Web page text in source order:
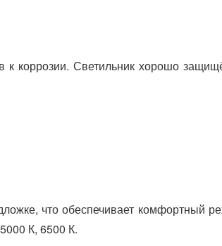
к коррозии. Светильник хорошо
что обеспечивает комфортный
К, 6500 К.